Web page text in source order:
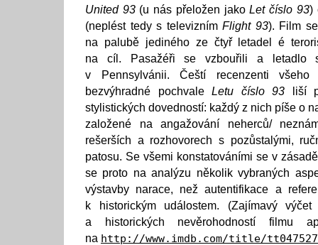
United 93(u nás přeložen jakoLet číslo 93)
(neplést tedy s televizním Flight 93). Film
na palubě jediného ze čtyř letadel é
na cíl. Pasažéři se vzbouřili a letadlo
v Pennsylvánii. Čeští recenzenti
bezvýhradné pochvale Letu číslo 93 liší
stylistických dovedností: každý z nich píše o
založené na angažování neherců/
rešerších a rozhovorech s pozůstalými,
patosu. Se všemi konstatováními se v
se proto na analýzu několik vybraných
výstavby narace, než autentifikace a
k historickým událostem. (Zajímavý výčet
a historických nevěrohodností filmu
na http://www.imdb.com/title/